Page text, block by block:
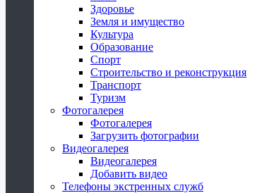
Здоровье
Земля и имущество
Культура
Образование
Спорт
Строительство и реконструкция
Транспорт
Туризм
Фотогалерея
Фотогалерея
Загрузить фотографии
Видеогалерея
Видеогалерея
Добавить видео
Телефоны экстренных служб